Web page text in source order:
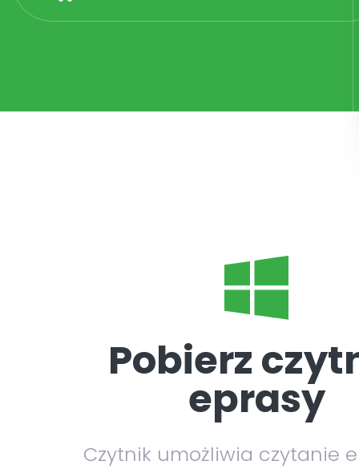
Pobierz
eprasy
Czytnik umożliwia czytanie